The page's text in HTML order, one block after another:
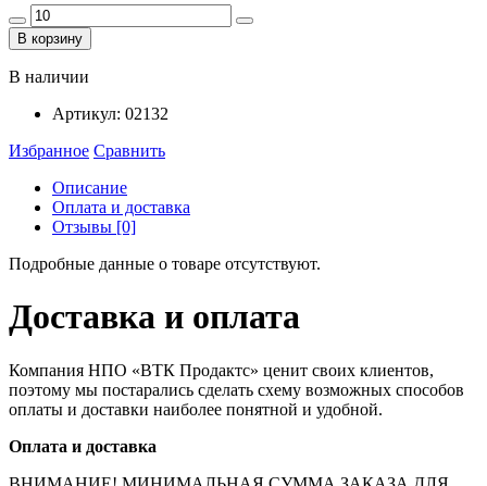
В корзину
В наличии
Артикул: 02132
Избранное Сравнить
Описание
Оплата и доставка
Отзывы [0]
Подробные данные о товаре отсутствуют.
Доставка и оплата
Компания НПО «ВТК Продактс» ценит своих клиентов,
поэтому мы постарались сделать схему возможных способов
оплаты и доставки наиболее понятной и удобной.
Оплата и доставка